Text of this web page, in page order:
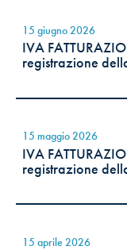
15 giugno 2026
IVA
registrazione
15 maggio 2026
IVA
registrazione
15 aprile 2026